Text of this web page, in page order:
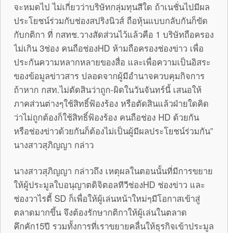
จะหมดไป ไม่เกี่ยวว่าบริษัทกลุ่มทุนสีใด ถ้าเนชั่นไปมีผล
ประโยชน์ร่วมกับช่องสปริงนิวส์ ถือหุ้นแบบกลับกันก็ขัด
กับกติกา ที่ กสทช.วางสัดส่วนไว้แล้วคือ 1 บริษัทถือครอง
ไม่เกิน 3ช่อง คนถือช่องHD ห้ามถือครองช่องข่าว เพื่อ
ประกันความหลากหลายของสื่อ และเพื่อความเป็นอิสระ
ของข้อมูลข่าวสาร ปลอดจากผู้มีอำนาจควบคุมกิจการ
ถ้าหาก กสท.ไม่ตัดสินว่าถูก-ผิดในวันจันทร์นี้ เสนอให้
ภาคส่วนต่างๆใช้สิทธิ์ฟ้องร้อง หรือตัดสินแล้วฝ่ายใดคิด
ว่าไม่ถูกต้องก็ใช้สิทธิ์ฟ้องร้อง คนถือช่อง HD ด้วยกัน
หรือช่องข่าวด้วยกันก็ต้องไม่เป็นผู้มีผลประโยชน์ร่วมกัน”
นางสาวสุภิญญา กล่าว
นางสาวสุภิญญา กล่าวถึง เหตุผลในตอนนั้นที่มีการขยาย
ให้ผู้ประมูลใบอนุญาตดิจิตอลทีวีช่องHD ช่องข่าว และ
ช่องวาไรตี้ SD ก็เพื่อให้ผู้เล่นหน้าใหม่ๆมีโอกาสเข้าสู่
ตลาดมากขึ้น จึงต้องรักษากติกาให้ผู้เล่นในตลาด
คึกคัก15ปี รวมทั้งการที่เราขยายคลื่นให้ธุรกิจเข้าประมูล